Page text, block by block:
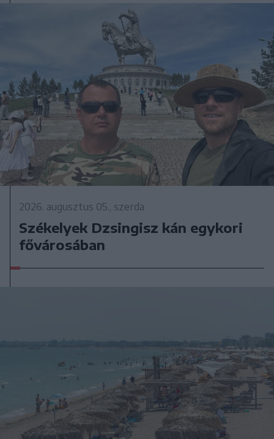
2026. augusztus 05., szerda
Székelyek Dzsingisz kán egykori
fővárosában